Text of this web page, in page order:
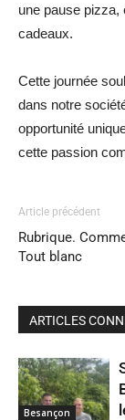
une pause pizza,
cadeaux.
Cette journée
dans notre
opportunité
cette passion
Article précédent
Rubrique.
Tout blanc
ARTICLES
Besançon